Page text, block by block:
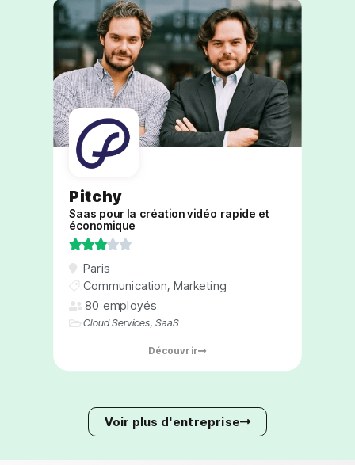
Pitchy
Saas pour la création vidéo rapide et
économique

Paris
Communication,Marketing
80 employés
Cloud Services, SaaS
Découvrir
Voir plus d'entreprise